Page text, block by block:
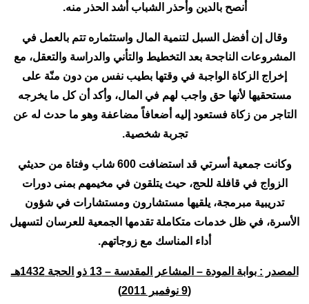
أنصح بالدين وأحذر الشباب أشد الحذر منه.
وقال إن أفضل السبل لتنمية المال واستثماره تتم بالعمل في
المشروعات الناجحة بعد التخطيط والتأني والدراسة والتعقل، مع
إخراج الزكاة الواجبة في وقتها بطيب نفس من دون منّة على
مستحقيها لأنها حق واجب لهم في المال، وأكد أن كل ما يخرجه
التاجر من زكاة فستعود إليه أضعافاً مضاعفة وهو ما حدث له عن
تجربة شخصية.
وكانت جمعية أسرتي قد استضافت 600 شاب وفتاة من حديثي
الزواج في قافلة للحج، حيث يتلقون في مخيمهم بمنى دورات
تدريبية مبرمجة، يلقيها مستشارون ومستشارات في شؤون
الأسرة، في ظل خدمات متكاملة تقدمها الجمعية للعرسان لتسهيل
أداء المناسك مع زوجاتهم.
المصدر : بوابة المودة – المشاعر المقدسة – 13 ذو الحجة 1432هـ
(9 نوفمبر 2011)